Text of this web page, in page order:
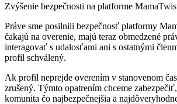
Zvýšenie bezpečnosti na platforme
Práve sme posilnili bezpečnosť platformy
čakajú na overenie, majú teraz obmedzené
interagovať s udalosťami ani s ostatnými
profil schválený.
Ak profil neprejde overením v stanovenom
zrušený. Týmto opatrením chceme
komunita čo najbezpečnejšia a